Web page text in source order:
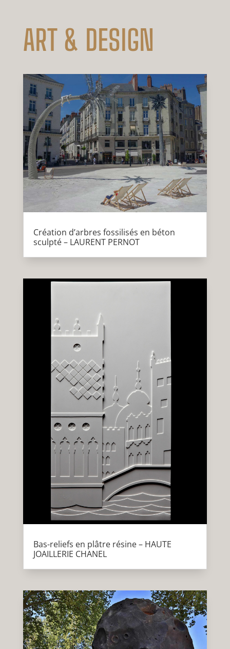
ART & DESIGN
Création d’arbres fossilisés en béton
sculpté – LAURENT PERNOT
Bas-reliefs en plâtre résine – HAUTE
JOAILLERIE CHANEL